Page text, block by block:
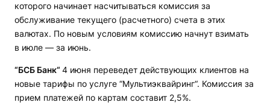
которого начинает насчитываться комиссия за
обслуживание текущего (расчетного) счета в этих
валютах. По новым условиям комиссию начнут взимать
в июле — за июнь.
“БСБ Банк“4 июня переведет действующих клиентов на
новые тарифы по услуге “Мультиэквайринг“. Комиссия за
прием платежей по картам составит 2,5%.